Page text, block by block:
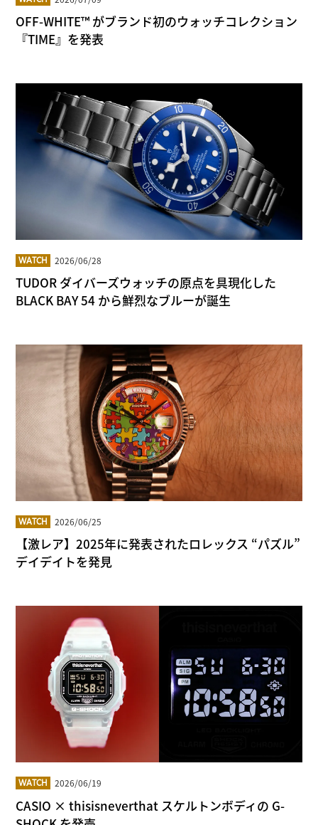
OFF-WHITE™ がブランド初のウォッチコレクション
『TIME』を発表
WATCH 2026/06/28
TUDOR ダイバーズウォッチの原点を具現化した
BLACK BAY 54 から鮮烈なブルーが誕生
WATCH 2026/06/25
【激レア】2025年に発表されたロレックス “パズル”
デイデイトを発見
WATCH 2026/06/19
CASIO × thisisneverthat スケルトンボディの G-